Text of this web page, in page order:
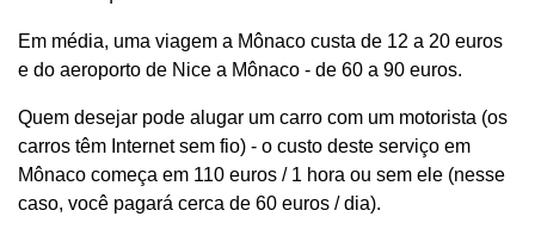
Em média, uma viagem a Mônaco custa de 12 a 20 euros
e do aeroporto de Nice a Mônaco - de 60 a 90 euros.
Quem desejar pode alugar um carro com um motorista (os
carros têm Internet sem fio) - o custo deste serviço em
Mônaco começa em 110 euros / 1 hora ou sem ele (nesse
caso, você pagará cerca de 60 euros / dia).